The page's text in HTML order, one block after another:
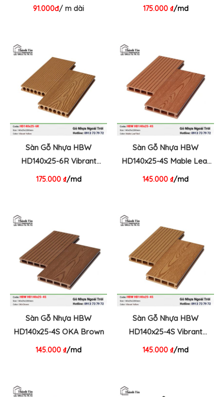
91.000đ/ m dài 175.000 ₫/md
Sàn Gỗ Nhựa HBW
HD140x25-6R Vibrant
Yellow
175.000 ₫/md
Sàn Gỗ Nhựa HBW
HD140x25-4S Mable Leaf
Red
145.000 ₫/md
Sàn Gỗ Nhựa HBW
HD140x25-4S OKA Brown
145.000 ₫/md
Sàn Gỗ Nhựa HBW
HD140x25-4S Vibrant
Yellow
145.000 ₫/md